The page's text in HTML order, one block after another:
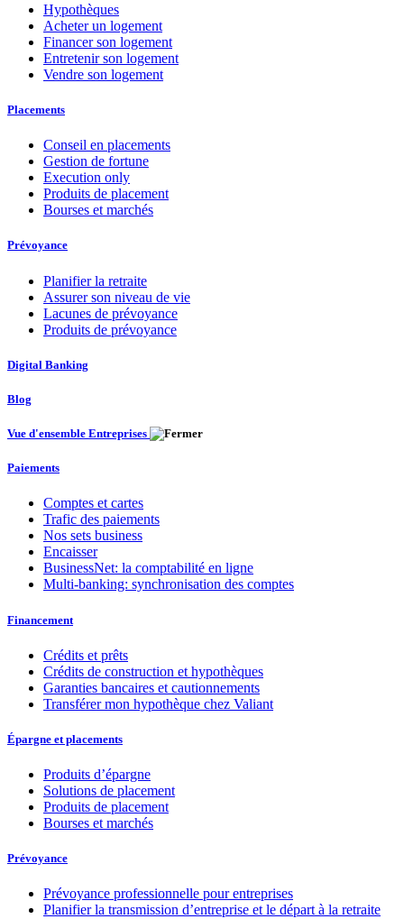
Hypothèques
Acheter un logement
Financer son logement
Entretenir son logement
Vendre son logement
Placements
Conseil en placements
Gestion de fortune
Execution only
Produits de placement
Bourses et marchés
Prévoyance
Planifier la retraite
Assurer son niveau de vie
Lacunes de prévoyance
Produits de prévoyance
Digital Banking
Blog
Vue d'ensemble Entreprises
Paiements
Comptes et cartes
Trafic des paiements
Nos sets business
Encaisser
BusinessNet: la comptabilité en ligne
Multi-banking: synchronisation des comptes
Financement
Crédits et prêts
Crédits de construction et hypothèques
Garanties bancaires et cautionnements
Transférer mon hypothèque chez Valiant
Épargne et placements
Produits d’épargne
Solutions de placement
Produits de placement
Bourses et marchés
Prévoyance
Prévoyance professionnelle pour entreprises
Planifier la transmission d’entreprise et le départ à la retraite